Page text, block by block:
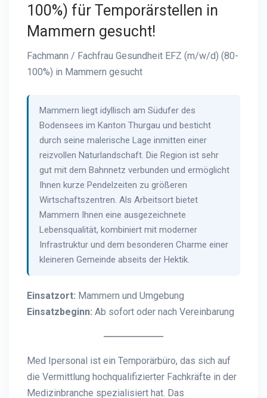
100%) für Temporärstellen in
Mammern gesucht!
Fachmann / Fachfrau Gesundheit EFZ (m/w/d) (80-
100%) in Mammern gesucht
Mammern liegt idyllisch am Südufer des
Bodensees im Kanton Thurgau und besticht
durch seine malerische Lage inmitten einer
reizvollen Naturlandschaft. Die Region ist sehr
gut mit dem Bahnnetz verbunden und ermöglicht
Ihnen kurze Pendelzeiten zu größeren
Wirtschaftszentren. Als Arbeitsort bietet
Mammern Ihnen eine ausgezeichnete
Lebensqualität, kombiniert mit moderner
Infrastruktur und dem besonderen Charme einer
kleineren Gemeinde abseits der Hektik.
Einsatzort: Mammern und Umgebung
Einsatzbeginn: Ab sofort oder nach Vereinbarung
Med Ipersonal ist ein Temporärbüro, das sich auf
die Vermittlung hochqualifizierter Fachkräfte in der
Medizinbranche spezialisiert hat. Das